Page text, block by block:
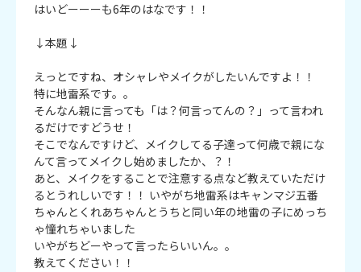
はいどーーーも6年のはなです！！
↓本題↓
えっとですね、オシャレやメイクがしたいんですよ！！
特に地雷系です。。
そんなん親に言っても「は？何言ってんの？」って言われ
るだけですどうせ！
そこでなんですけど、メイクしてる子達って何歳で親にな
んて言ってメイクし始めましたか、？！
あと、メイクをすることで注意する点など教えていただけ
るとうれしいです！！ いやがち地雷系はキャンマジ五番
ちゃんとくれあちゃんとうちと同い年の地雷の子にめっち
ゃ憧れちゃいました
いやがちどーやって言ったらいいん。。
教えてください！！